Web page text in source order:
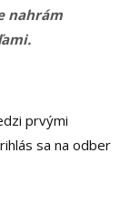
nahrám
prvými
sa na odber